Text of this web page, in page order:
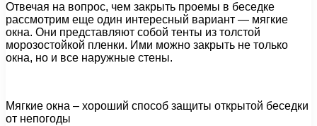
Отвечая на вопрос, чем закрыть проемы в беседке
рассмотрим еще один интересный вариант — мягкие
окна. Они представляют собой тенты из толстой
морозостойкой пленки. Ими можно закрыть не только
окна, но и все наружные стены.
Мягкие окна – хороший способ защиты открытой беседки
от непогоды